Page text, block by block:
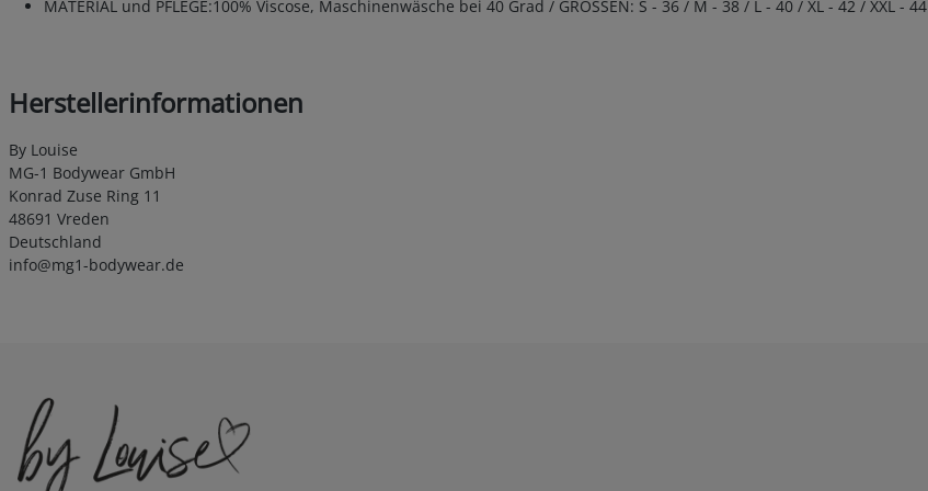
MATERIAL und PFLEGE:100% Viscose, Maschinenwäsche bei 40 Grad / GRÖSSEN: S - 36 / M - 38 / L - 40 / XL - 42 / XXL - 44
Herstellerinformationen
By Louise
MG-1 Bodywear GmbH
Konrad Zuse Ring 11
48691 Vreden
Deutschland
info@mg1-bodywear.de